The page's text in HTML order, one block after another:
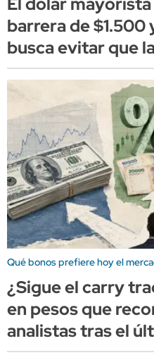
barrera de $1.500
busca evitar que
Qué bonos prefiere hoy el
¿Sigue el carry
en pesos que
analistas tras el